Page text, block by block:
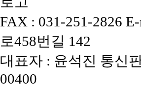
FAX : 031-251-2826
로458번길 142
대표자 : 윤석진 통신
00400